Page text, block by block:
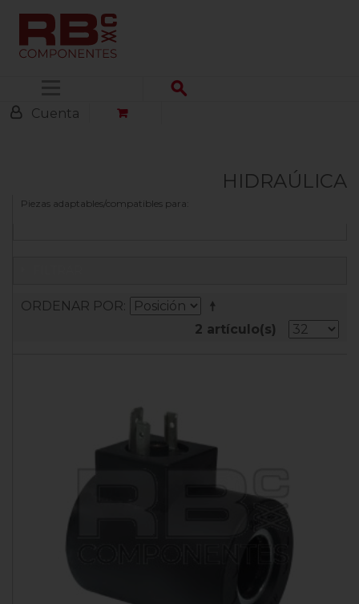
Cuenta
HIDRAÚLICA
Piezas adaptables/compatibles para:
ORDENAR POR
2 artículo(s)